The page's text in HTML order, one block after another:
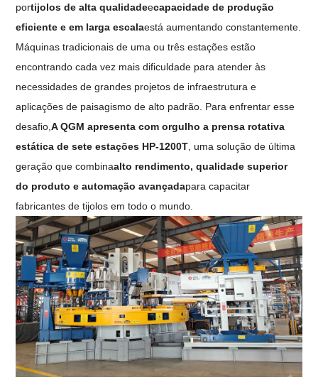
portijolos de alta qualidadeecapacidade de produção
eficiente e em larga escalaestá aumentando constantemente.
Máquinas tradicionais de uma ou três estações estão
encontrando cada vez mais dificuldade para atender às
necessidades de grandes projetos de infraestrutura e
aplicações de paisagismo de alto padrão. Para enfrentar esse
desafio,A QGM apresenta com orgulho a prensa rotativa
estática de sete estações HP-1200T , uma solução de última
geração que combinaalto rendimento, qualidade superior
do produto e automação avançadapara capacitar
fabricantes de tijolos em todo o mundo.